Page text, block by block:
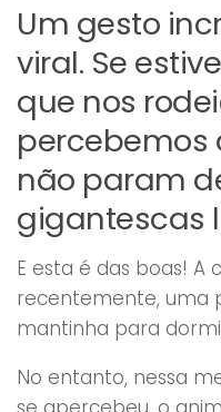
Um gesto
viral. Se
que nos
percebemos
não param
gigantescas
E esta é das boas! A
recentemente, uma
mantinha para
No entanto, nessa